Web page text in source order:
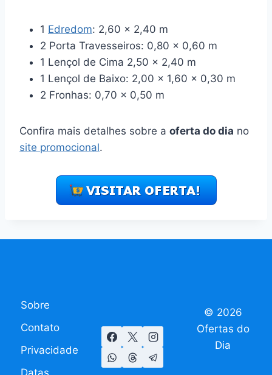
1 Edredom: 2,60 x 2,40 m
2 Porta Travesseiros: 0,80 x 0,60 m
1 Lençol de Cima 2,50 x 2,40 m
1 Lençol de Baixo: 2,00 x 1,60 x 0,30 m
2 Fronhas: 0,70 x 0,50 m
Confira mais detalhes sobre a oferta do dia no
site promocional.
Sobre
Contato
Privacidade
© 2026
Ofertas do
Dia